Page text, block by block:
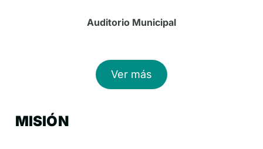
Auditorio Municipal
Ver más
MISIÓN